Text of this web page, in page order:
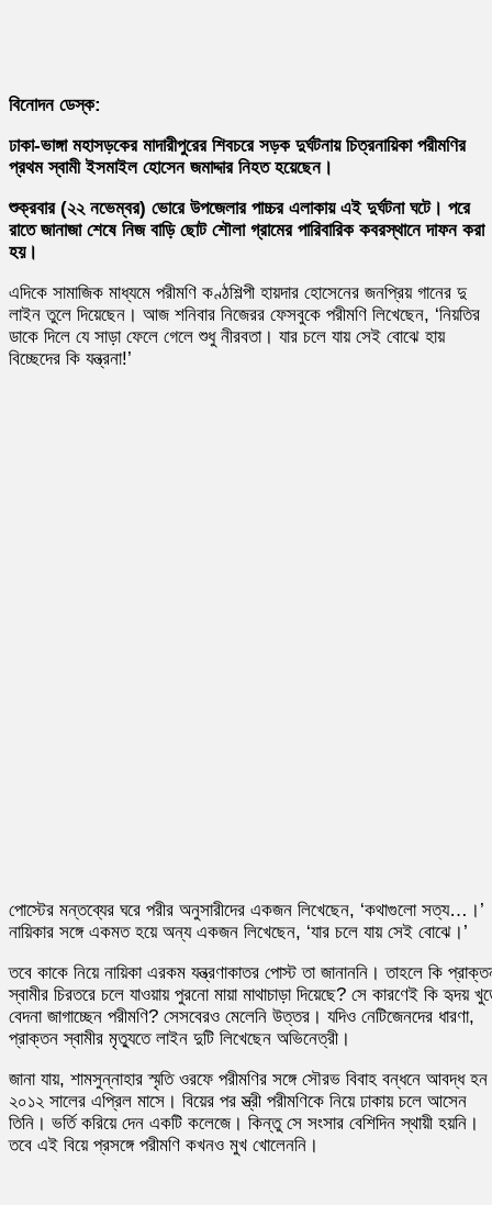
বিনোদন ডেস্ক:
ঢাকা-ভাঙ্গা মহাসড়কের মাদারীপুরের শিবচরে সড়ক দুর্ঘটনায় চিত্রনায়িকা পরীমণির
প্রথম স্বামী ইসমাইল হোসেন জমাদ্দার নিহত হয়েছেন।
শুক্রবার (২২ নভেম্বর) ভোরে উপজেলার পাচ্চর এলাকায় এই দুর্ঘটনা ঘটে। পরে
রাতে জানাজা শেষে নিজ বাড়ি ছোট শৌলা গ্রামের পারিবারিক কবরস্থানে দাফন করা
হয়।
এদিকে সামাজিক মাধ্যমে পরীমণি কণ্ঠশিল্পী হায়দার হোসেনের জনপ্রিয় গানের দু
লাইন তুলে দিয়েছেন। আজ শনিবার নিজেরর ফেসবুকে পরীমণি লিখেছেন, ‘নিয়তির
ডাকে দিলে যে সাড়া ফেলে গেলে শুধু নীরবতা। যার চলে যায় সেই বোঝে হায়
বিচ্ছেদের কি যন্ত্রনা!’
পোস্টের মন্তব্যের ঘরে পরীর অনুসারীদের একজন লিখেছেন, ‘কথাগুলো সত্য…।’
নায়িকার সঙ্গে একমত হয়ে অন্য একজন লিখেছেন, ‘যার চলে যায় সেই বোঝে।’
তবে কাকে নিয়ে নায়িকা এরকম যন্ত্রণাকাতর পোস্ট তা জানাননি। তাহলে কি
স্বামীর চিরতরে চলে যাওয়ায় পুরনো মায়া মাথাচাড়া দিয়েছে? সে কারণেই কি হৃদয়
বেদনা জাগাচ্ছেন পরীমণি? সেসবেরও মেলেনি উত্তর। যদিও নেটিজেনদের ধারণা,
প্রাক্তন স্বামীর মৃত্যুতে লাইন দুটি লিখেছেন অভিনেত্রী।
জানা যায়, শামসুন্নাহার স্মৃতি ওরফে পরীমণির সঙ্গে সৌরভ বিবাহ বন্ধনে আবদ্ধ হন
২০১২ সালের এপ্রিল মাসে। বিয়ের পর স্ত্রী পরীমণিকে নিয়ে ঢাকায় চলে আসেন
তিনি। ভর্তি করিয়ে দেন একটি কলেজে। কিন্তু সে সংসার বেশিদিন স্থায়ী হয়নি।
তবে এই বিয়ে প্রসঙ্গে পরীমণি কখনও মুখ খোলেননি।